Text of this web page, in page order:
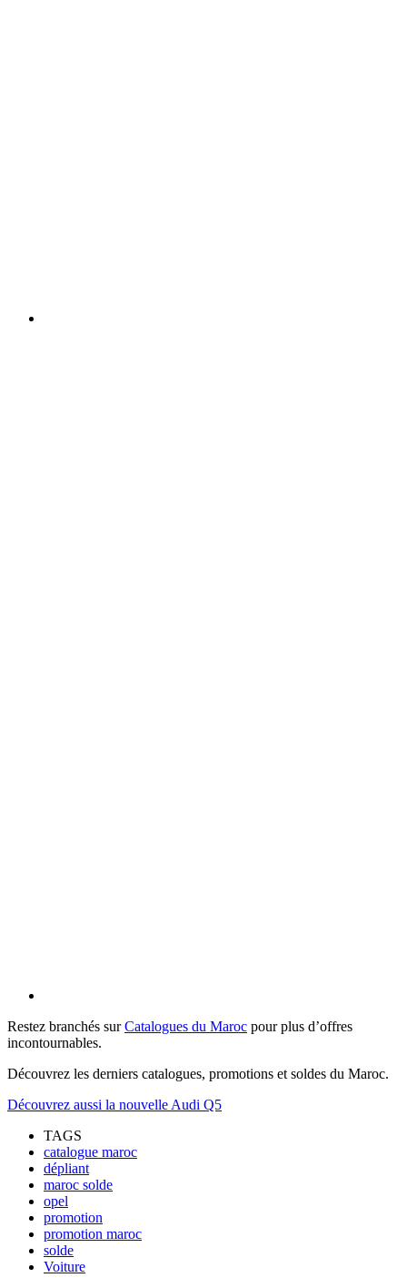
Restez branchés surCatalogues du Maroc pour plus d’offres
incontournables.
Découvrez les derniers catalogues, promotions et soldes du Maroc.
Découvrez aussi la nouvelle Audi Q5
TAGS
catalogue maroc
dépliant
maroc solde
opel
promotion
promotion maroc
solde
Voiture